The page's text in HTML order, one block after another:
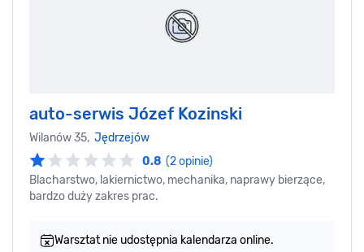
auto-serwis Józef Kozinski
Wilanów 35, Jędrzejów
0.8 (2 opinie)
Blacharstwo, lakiernictwo, mechanika, naprawy bierzące,
bardzo duży zakres prac.
Warsztat nie udostępnia kalendarza online.